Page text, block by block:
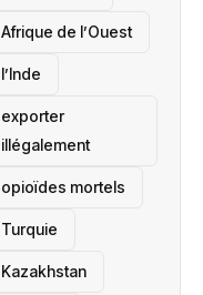
Afrique de l’Ouest
l’Inde
exporter
illégalement
opioïdes mortels
‎Turquie
Kazakhstan